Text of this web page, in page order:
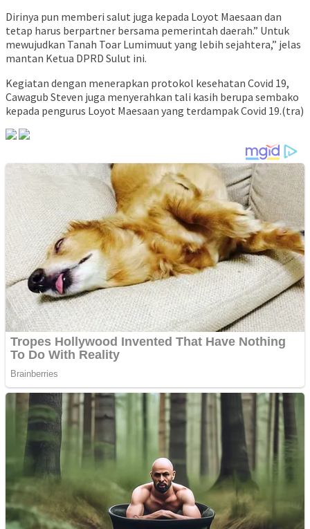
Dirinya pun memberi salut juga kepada Loyot Maesaan dan
tetap harus berpartner bersama pemerintah daerah.” Untuk
mewujudkan Tanah Toar Lumimuut yang lebih sejahtera,” jelas
mantan Ketua DPRD Sulut ini.
Kegiatan dengan menerapkan protokol kesehatan Covid 19,
Cawagub Steven juga menyerahkan tali kasih berupa sembako
kepada pengurus Loyot Maesaan yang terdampak Covid 19.(tra)